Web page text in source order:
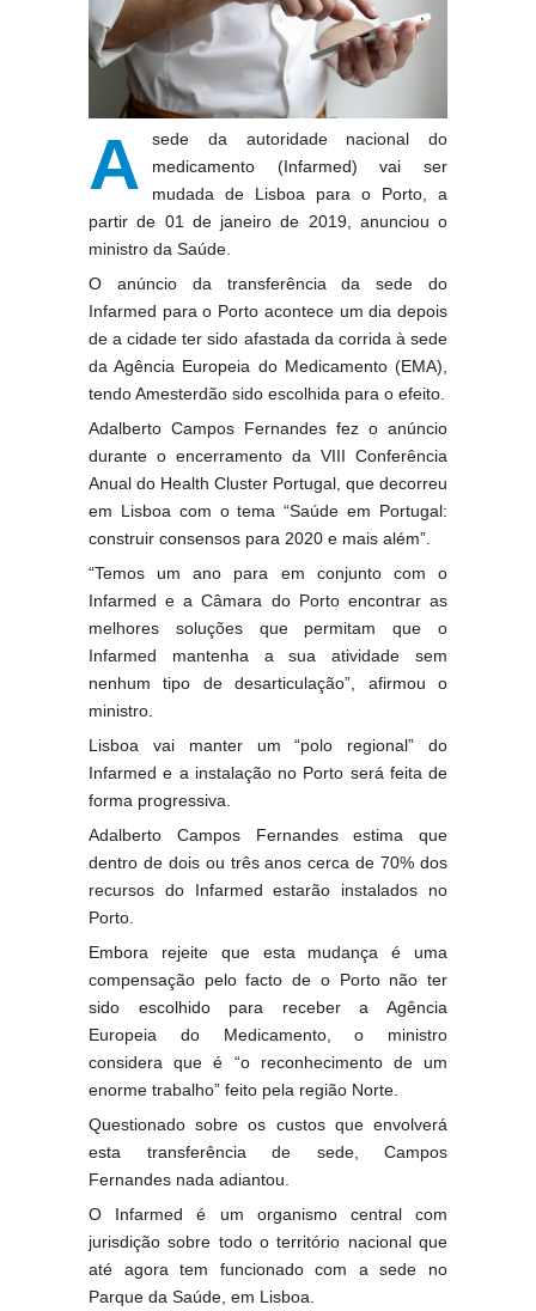
A
sede da autoridade nacional do
medicamento (Infarmed) vai ser
mudada de Lisboa para o Porto, a
partir de 01 de janeiro de 2019, anunciou o
ministro da Saúde.
O anúncio da transferência da sede do
Infarmed para o Porto acontece um dia depois
de a cidade ter sido afastada da corrida à sede
da Agência Europeia do Medicamento (EMA),
tendo Amesterdão sido escolhida para o efeito.
Adalberto Campos Fernandes fez o anúncio
durante o encerramento da VIII Conferência
Anual do Health Cluster Portugal, que decorreu
em Lisboa com o tema “Saúde em Portugal:
construir consensos para 2020 e mais além”.
“Temos um ano para em conjunto com o
Infarmed e a Câmara do Porto encontrar as
melhores soluções que permitam que o
Infarmed mantenha a sua atividade sem
nenhum tipo de desarticulação”, afirmou o
ministro.
Lisboa vai manter um “polo regional” do
Infarmed e a instalação no Porto será feita de
forma progressiva.
Adalberto Campos Fernandes estima que
dentro de dois ou três anos cerca de 70% dos
recursos do Infarmed estarão instalados no
Porto.
Embora rejeite que esta mudança é uma
compensação pelo facto de o Porto não ter
sido escolhido para receber a Agência
Europeia do Medicamento, o ministro
considera que é “o reconhecimento de um
enorme trabalho” feito pela região Norte.
Questionado sobre os custos que envolverá
esta transferência de sede, Campos
Fernandes nada adiantou.
O Infarmed é um organismo central com
jurisdição sobre todo o território nacional que
até agora tem funcionado com a sede no
Parque da Saúde, em Lisboa.